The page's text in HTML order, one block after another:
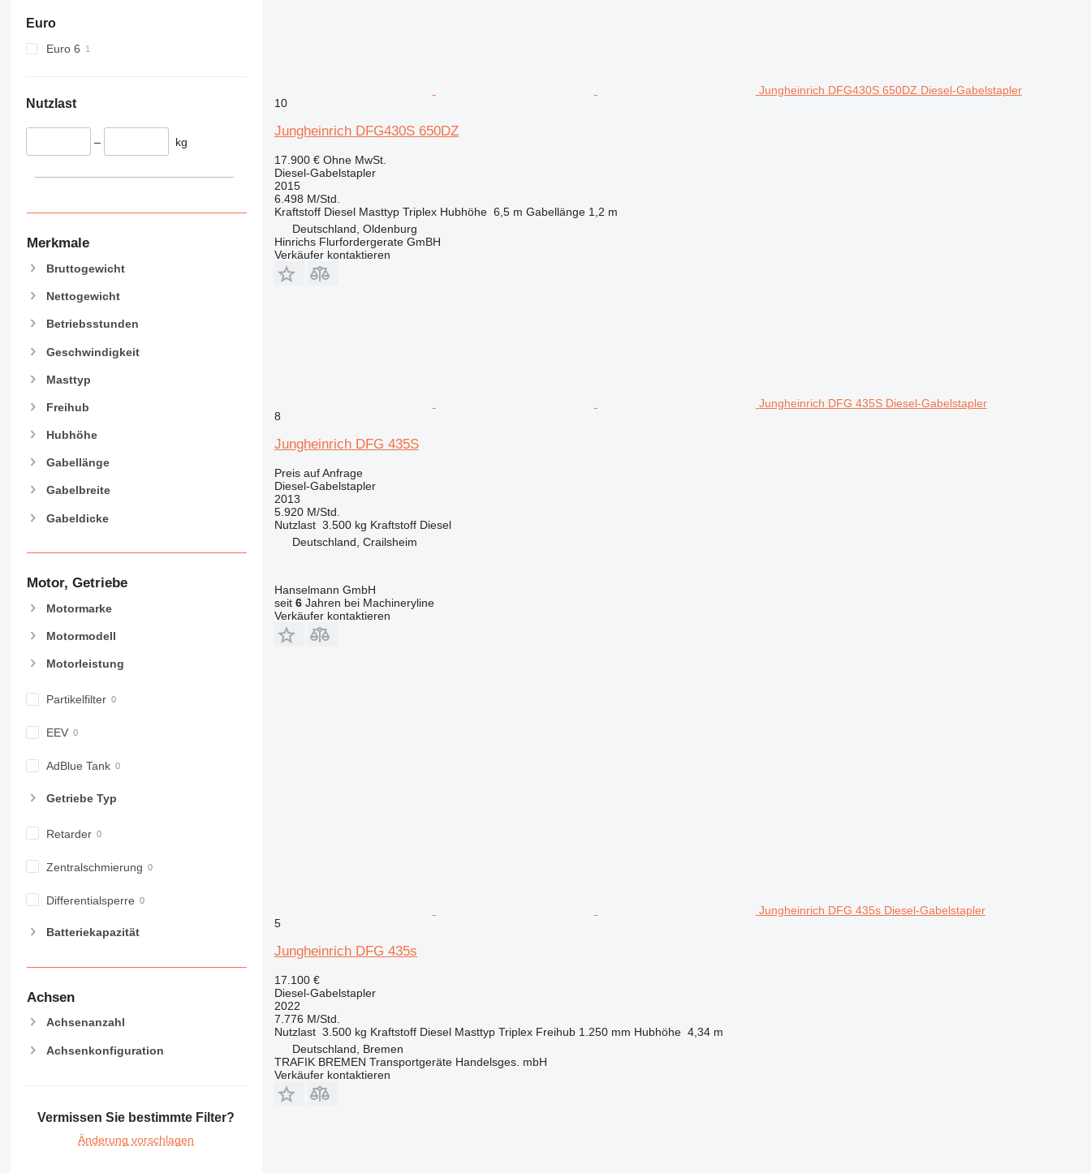
Euro
Euro 6
Nutzlast
– kg
Merkmale
Bruttogewicht
Nettogewicht
Betriebsstunden
Geschwindigkeit
Masttyp
Freihub
Hubhöhe
Gabellänge
Gabelbreite
Gabeldicke
Motor, Getriebe
Motormarke
Motormodell
Motorleistung
Partikelfilter
EEV
AdBlue Tank
Getriebe Typ
Retarder
Zentralschmierung
Differentialsperre
Batteriekapazität
Achsen
Achsenanzahl
Achsenkonfiguration
Vermissen Sie bestimmte Filter?
Änderung vorschlagen
Jungheinrich DFG430S 650DZ Diesel-Gabelstapler
10
Jungheinrich DFG430S 650DZ
17.900 € Ohne MwSt.
Diesel-Gabelstapler
2015
6.498 M/Std.
Kraftstoff Diesel Masttyp Triplex Hubhöhe 6,5 m Gabellänge 1,2 m
Deutschland, Oldenburg
Hinrichs Flurfordergerate GmBH
Verkäufer kontaktieren
Jungheinrich DFG 435S Diesel-Gabelstapler
8
Jungheinrich DFG 435S
Preis auf Anfrage
Diesel-Gabelstapler
2013
5.920 M/Std.
Nutzlast 3.500 kg Kraftstoff Diesel
Deutschland, Crailsheim
Hanselmann GmbH
seit 6Jahren bei Machineryline
Verkäufer kontaktieren
Jungheinrich DFG 435s Diesel-Gabelstapler
5
Jungheinrich DFG 435s
17.100 €
Diesel-Gabelstapler
2022
7.776 M/Std.
Nutzlast 3.500 kg Kraftstoff Diesel Masttyp Triplex Freihub 1.250 mm Hubhöhe 4,34 m
Deutschland, Bremen
TRAFIK BREMEN Transportgeräte Handelsges. mbH
Verkäufer kontaktieren